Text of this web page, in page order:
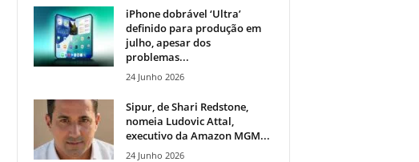
iPhone dobrável ‘Ultra’
definido para produção em
julho, apesar dos
problemas...
24 Junho 2026
Sipur, de Shari Redstone,
nomeia Ludovic Attal,
executivo da Amazon MGM...
24 Junho 2026